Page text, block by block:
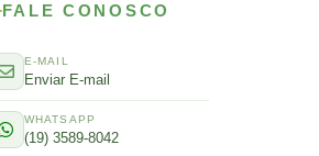
FALE CONOSCO
E-MAIL
Enviar E-mail
WHATSAPP
(19) 3589-8042